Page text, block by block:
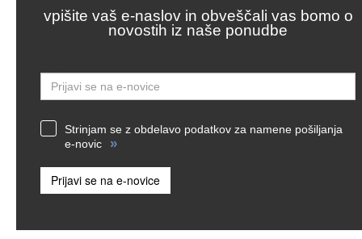
vpišite vaš e-naslov in obveščali vas bomo o
novostih iz naše ponudbe
Strinjam se z obdelavo podatkov za namene pošiljanja
e-novic
»
Prijavi se na e-novice